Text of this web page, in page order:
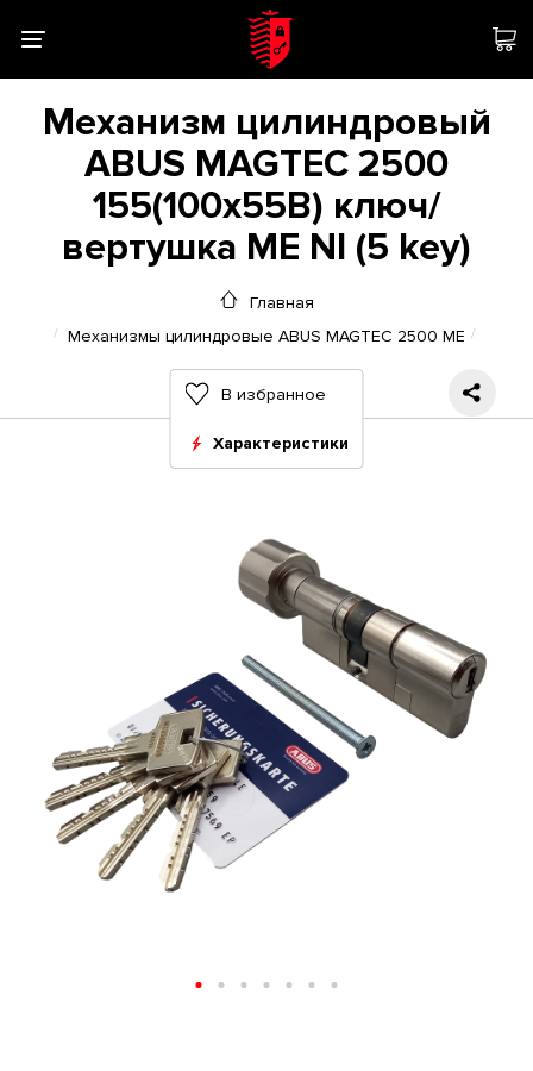
Механизм цилиндровый
ABUS MAGTEC 2500
155(100x55В) ключ/
вертушка ME NI (5 key)
Главная
Механизмы цилиндровые ABUS MAGTEC 2500 ME
В избранное
Характеристики